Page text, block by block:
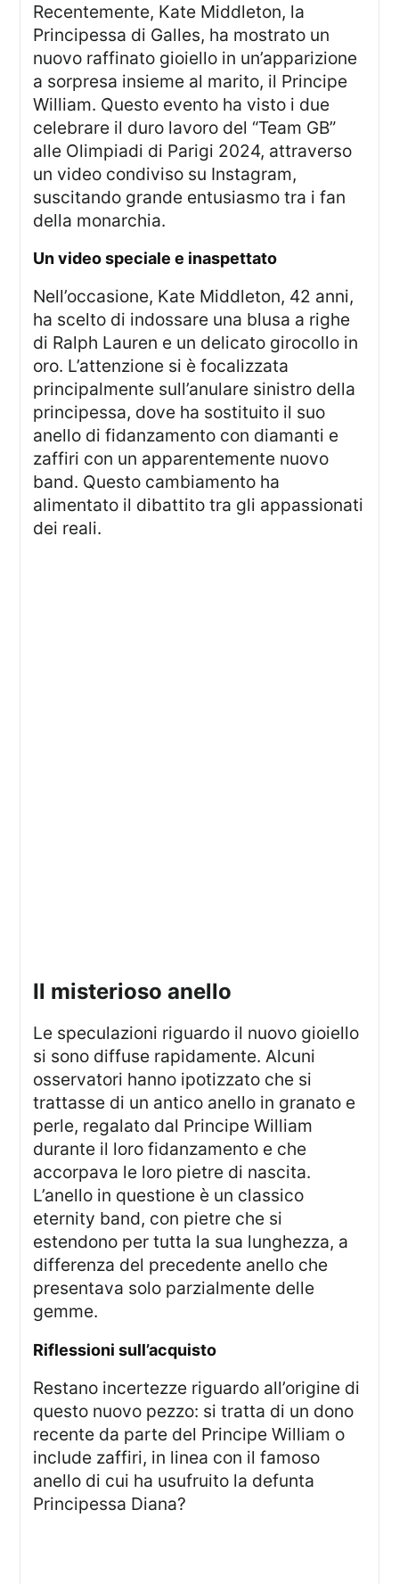
Recentemente, Kate Middleton, la
Principessa di Galles, ha mostrato un
nuovo raffinato gioiello in un’apparizione
a sorpresa insieme al marito, il Principe
William. Questo evento ha visto i due
celebrare il duro lavoro del “Team GB”
alle Olimpiadi di Parigi 2024, attraverso
un video condiviso su Instagram,
suscitando grande entusiasmo tra i fan
della monarchia.
Un video speciale e inaspettato
Nell’occasione, Kate Middleton, 42 anni,
ha scelto di indossare una blusa a righe
di Ralph Lauren e un delicato girocollo in
oro. L’attenzione si è focalizzata
principalmente sull’anulare sinistro della
principessa, dove ha sostituito il suo
anello di fidanzamento con diamanti e
zaffiri con un apparentemente nuovo
band. Questo cambiamento ha
alimentato il dibattito tra gli appassionati
dei reali.
Il misterioso anello
Le speculazioni riguardo il nuovo gioiello
si sono diffuse rapidamente. Alcuni
osservatori hanno ipotizzato che si
trattasse di un antico anello in granato e
perle, regalato dal Principe William
durante il loro fidanzamento e che
accorpava le loro pietre di nascita.
L’anello in questione è un classico
eternity band, con pietre che si
estendono per tutta la sua lunghezza, a
differenza del precedente anello che
presentava solo parzialmente delle
gemme.
Riflessioni sull’acquisto
Restano incertezze riguardo all’origine di
questo nuovo pezzo: si tratta di un dono
recente da parte del Principe William o
include zaffiri, in linea con il famoso
anello di cui ha usufruito la defunta
Principessa Diana?